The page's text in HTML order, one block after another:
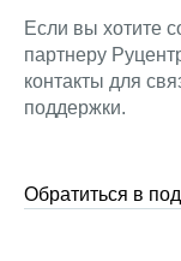
Если вы хотите
партнеру
контакты для
поддержки.
Обратиться в